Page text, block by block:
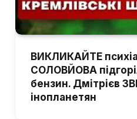
ВИКЛИКАЙТЕ
СОЛОВЙОВА
бензин. Дмітрієв
інопланетян